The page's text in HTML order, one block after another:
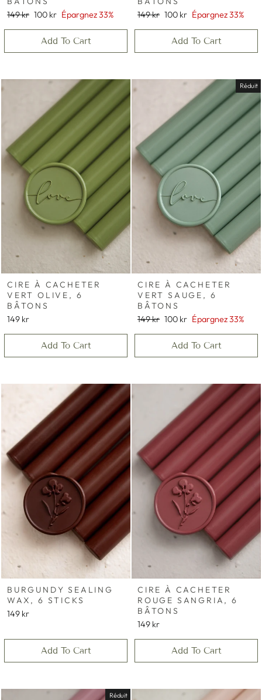
Prix
149 kr Prix
100 kr Épargnez 33%
Add To Cart
Prix
149 kr Prix
100 kr Épargnez 33%
Add To Cart
CIRE À CACHETER
VERT OLIVE, 6
BÂTONS
149 kr
Add To Cart
Réduit
CIRE À CACHETER
VERT SAUGE, 6
BÂTONS
Prix
149 kr Prix
100 kr Épargnez 33%
Add To Cart
BURGUNDY SEALING
WAX, 6 STICKS
149 kr
Add To Cart
CIRE À CACHETER
ROUGE SANGRIA, 6
BÂTONS
149 kr
Add To Cart
Réduit